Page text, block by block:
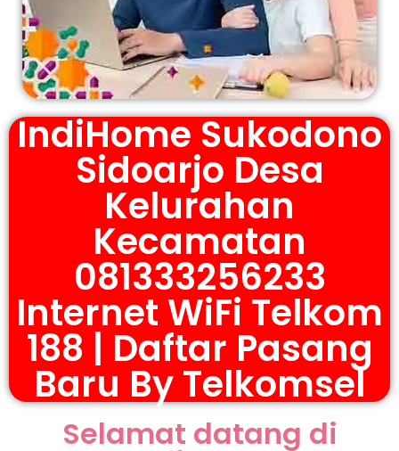
IndiHome Sukodono
Sidoarjo Desa
Kelurahan
Kecamatan
081333256233
Internet WiFi Telkom
188 | Daftar Pasang
Baru By Telkomsel
Selamat datang di